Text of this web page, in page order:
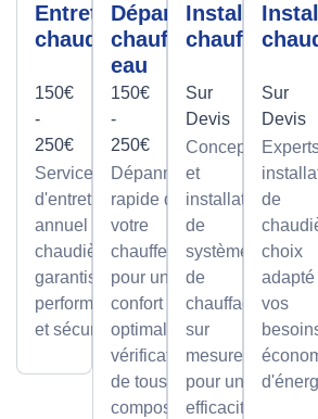
Entretien
chaudière
150€
-
250€
Service
d'entretien
annuel pour
chaudières,
garantissant
performance
et sécurité.
Dépannage
chauffe-
eau
150€
-
250€
Dépannage
rapide de
votre
chauffe-eau
pour un
confort
optimal avec
vérification
de tous les
composants.
Installation
chauffage
Sur
Devis
Conception
et
installation
de
systèmes
de
chauffage
sur
mesure,
pour une
efficacité
Sur
Devis
de
choix
adapté
vos